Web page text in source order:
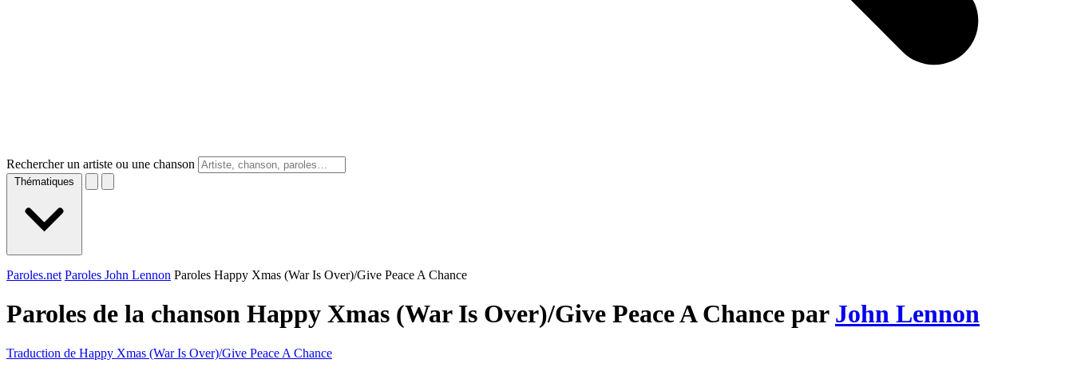
Rechercher un artiste ou une chanson
Thématiques
Paroles.net Paroles John Lennon Paroles Happy Xmas (War Is Over)/Give Peace A Chance
Paroles de la chanson Happy Xmas (War Is Over)/Give Peace A Chance par John Lennon
Traduction de Happy Xmas (War Is Over)/Give Peace A Chance